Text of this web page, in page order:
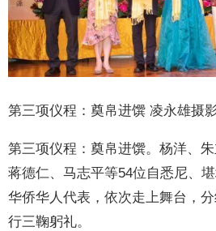
第三项仪程：奠帛进馔 凌永雄摄
第三项仪程：奠帛进馔。杨洋、朱
蒋德仁、马志平等54位自悉尼、
华侨华人代表，依次走上舞台，
行三鞠躬礼。